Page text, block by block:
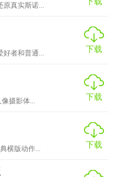
真实斯诺...
者和普通...
下载
摄影体...
下载
横版动作...
下载